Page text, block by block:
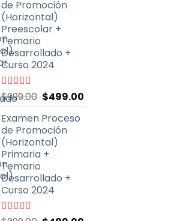
era:
$999.00.
de Promoción
(Horizontal)
Preescolar +
Temario
Desarrollado +
Curso 2024
Valorado
con
5
$999.00 El
original
era:
$999.00.
$499.00
Examen Proceso
de Promoción
(Horizontal)
Primaria +
Temario
Desarrollado +
Curso 2024